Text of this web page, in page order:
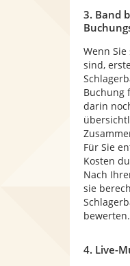
3. Band
Wenn
sind,
Buchung
darin
Für Sie
Kosten
Nach
sie
bewerten.
4. Live-